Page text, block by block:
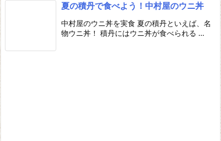
夏の積丹で食べよう！中村屋のウニ丼
中村屋のウニ丼を実食 夏の積丹といえば、名
物ウニ丼！ 積丹にはウニ丼が食べられる ...